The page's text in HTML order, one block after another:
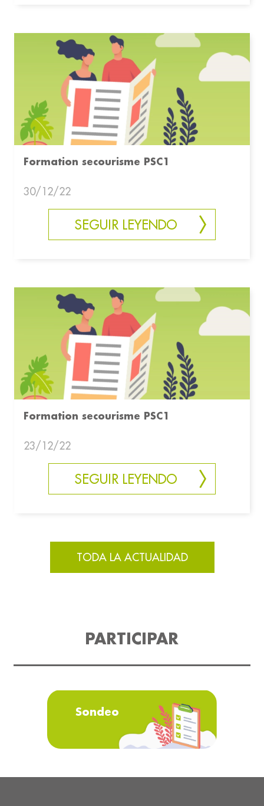
Formation secourisme PSC1
30/12/22
SEGUIR LEYENDO
Formation secourisme PSC1
23/12/22
SEGUIR LEYENDO
TODA LA ACTUALIDAD
PARTICIPAR
Sondeo